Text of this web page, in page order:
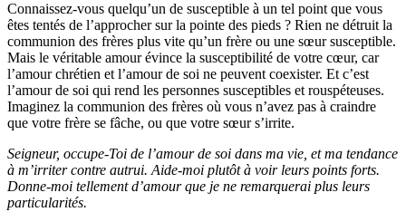
Connaissez-vous quelqu’un de susceptible à un tel point que vous
êtes tentés de l’approcher sur la pointe des pieds ? Rien ne détruit la
communion des frères plus vite qu’un frère ou une sœur susceptible.
Mais le véritable amour évince la susceptibilité de votre cœur, car
l’amour chrétien et l’amour de soi ne peuvent coexister. Et c’est
l’amour de soi qui rend les personnes susceptibles et rouspéteuses.
Imaginez la communion des frères où vous n’avez pas à craindre
que votre frère se fâche, ou que votre sœur s’irrite.
Seigneur, occupe-Toi de l’amour de soi dans ma vie, et ma tendance
à m’irriter contre autrui. Aide-moi plutôt à voir leurs points forts.
Donne-moi tellement d’amour que je ne remarquerai plus leurs
particularités.